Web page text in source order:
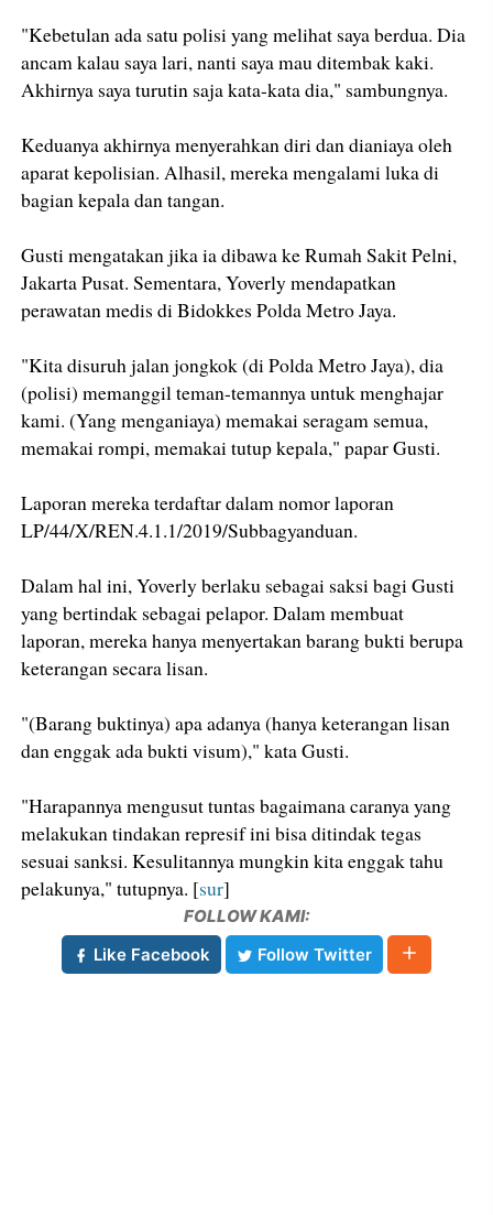
"Kebetulan ada satu polisi yang melihat saya berdua. Dia
ancam kalau saya lari, nanti saya mau ditembak kaki.
Akhirnya saya turutin saja kata-kata dia," sambungnya.
Keduanya akhirnya menyerahkan diri dan dianiaya oleh
aparat kepolisian. Alhasil, mereka mengalami luka di
bagian kepala dan tangan.
Gusti mengatakan jika ia dibawa ke Rumah Sakit Pelni,
Jakarta Pusat. Sementara, Yoverly mendapatkan
perawatan medis di Bidokkes Polda Metro Jaya.
"Kita disuruh jalan jongkok (di Polda Metro Jaya), dia
(polisi) memanggil teman-temannya untuk menghajar
kami. (Yang menganiaya) memakai seragam semua,
memakai rompi, memakai tutup kepala," papar Gusti.
Laporan mereka terdaftar dalam nomor laporan
LP/44/X/REN.4.1.1/2019/Subbagyanduan.
Dalam hal ini, Yoverly berlaku sebagai saksi bagi Gusti
yang bertindak sebagai pelapor. Dalam membuat
laporan, mereka hanya menyertakan barang bukti berupa
keterangan secara lisan.
"(Barang buktinya) apa adanya (hanya keterangan lisan
dan enggak ada bukti visum)," kata Gusti.
"Harapannya mengusut tuntas bagaimana caranya yang
melakukan tindakan represif ini bisa ditindak tegas
sesuai sanksi. Kesulitannya mungkin kita enggak tahu
pelakunya," tutupnya. [sur]
FOLLOW KAMI:
Like Facebook
Follow Twitter